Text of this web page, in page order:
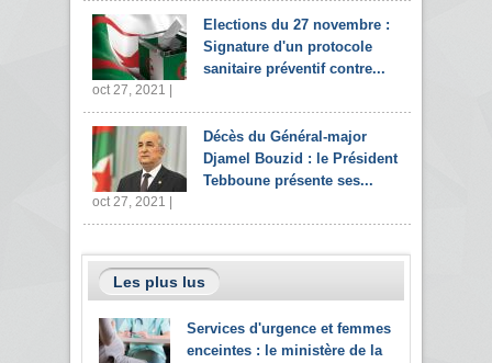
Elections du 27 novembre :
Signature d'un protocole
sanitaire préventif contre...
oct 27, 2021 |
Décès du Général-major
Djamel Bouzid : le Président
Tebboune présente ses...
oct 27, 2021 |
Les plus lus
Services d'urgence et femmes
enceintes : le ministère de la